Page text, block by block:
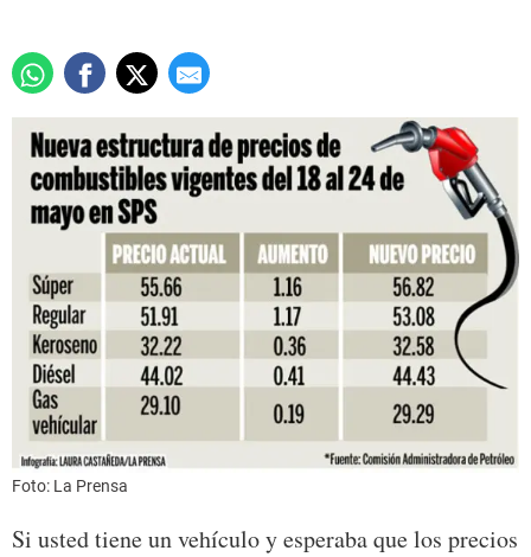
Foto: La Prensa
Si usted tiene un vehículo y esperaba que los precios